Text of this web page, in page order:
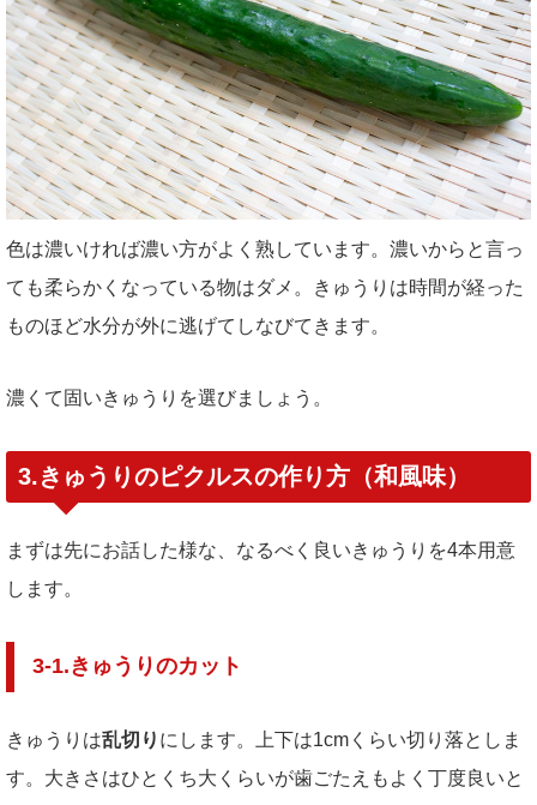
色は濃いければ濃い方がよく熟しています。濃いからと言っ
ても柔らかくなっている物はダメ。きゅうりは時間が経った
ものほど水分が外に逃げてしなびてきます。
濃くて固いきゅうりを選びましょう。
3.きゅうりのピクルスの作り方（和風味）
まずは先にお話した様な、なるべく良いきゅうりを4本用意
します。
3-1.きゅうりのカット
きゅうりは乱切り にします。上下は1cmくらい切り落としま
す。大きさはひとくち大くらいが歯ごたえもよく丁度良いと